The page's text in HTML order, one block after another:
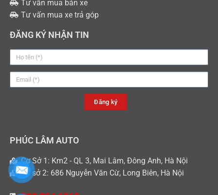
Tư vấn mua bán xe
Tư vấn mua xe trả góp
ĐĂNG KÝ NHẬN TIN
Đăng ký
PHÚC LÂM AUTO
Cơ Sở 1: Km2 - QL 3, Mai Lâm, Đông Anh, Hà Nội
Cơ sở 2: 686 Nguyễn Văn Cừ, Long Biên, Hà Nội